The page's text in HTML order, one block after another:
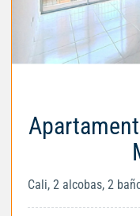
Cali, 2 alcobas, 2